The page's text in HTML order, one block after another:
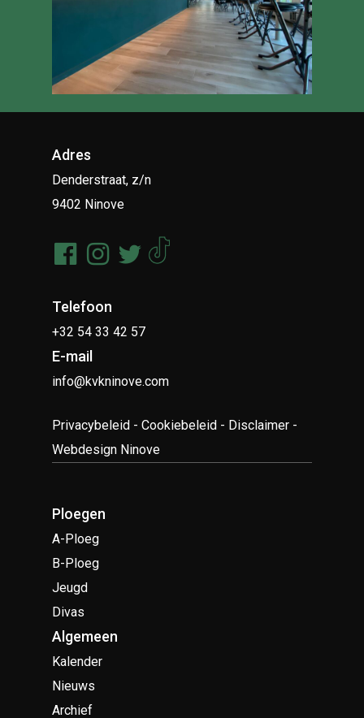
Adres
Denderstraat, z/n
9402 Ninove
Telefoon
+32 54 33 42 57
E-mail
info@kvkninove.com
Privacybeleid -Cookiebeleid - Disclaimer -
Webdesign Ninove
Ploegen
A-Ploeg
B-Ploeg
Jeugd
Divas
Algemeen
Kalender
Nieuws
Archief